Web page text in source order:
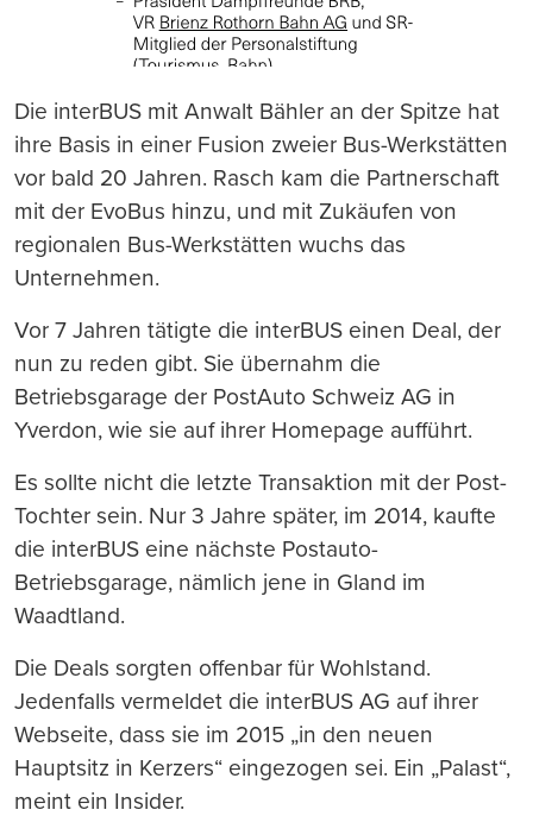
Die interBUS mit Anwalt Bähler an der Spitze hat
ihre Basis in einer Fusion zweier Bus-Werkstätten
vor bald 20 Jahren. Rasch kam die Partnerschaft
mit der EvoBus hinzu, und mit Zukäufen von
regionalen Bus-Werkstätten wuchs das
Unternehmen.
Vor 7 Jahren tätigte die interBUS einen Deal, der
nun zu reden gibt. Sie übernahm die
Betriebsgarage der PostAuto Schweiz AG in
Yverdon, wie sie auf ihrer Homepage aufführt.
Es sollte nicht die letzte Transaktion mit der Post-
Tochter sein. Nur 3 Jahre später, im 2014, kaufte
die interBUS eine nächste Postauto-
Betriebsgarage, nämlich jene in Gland im
Waadtland.
Die Deals sorgten offenbar für Wohlstand.
Jedenfalls vermeldet die interBUS AG auf ihrer
Webseite, dass sie im 2015 „in den neuen
Hauptsitz in Kerzers“ eingezogen sei. Ein „Palast“,
meint ein Insider.